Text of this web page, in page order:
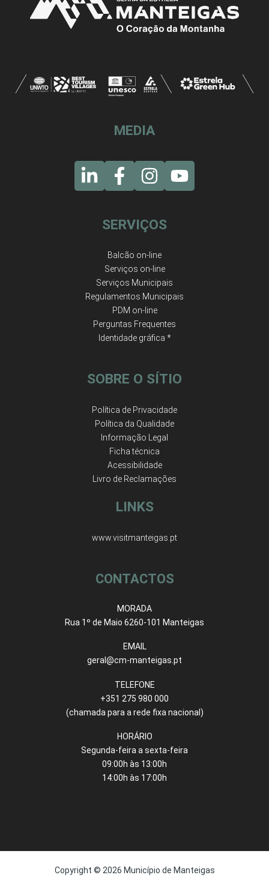
MEDIA
SERVIÇOS
Balcão on-line
Serviços on-line
Serviços Municipais
Regulamentos Municipais
PDM on-line
Perguntas Frequentes
Identidade gráfica *
SOBRE O SÍTIO
Política de Privacidade
Política da Qualidade
Informação Legal
Ficha técnica
Acessibilidade
Livro de Reclamações
LINKS
www.visitmanteigas.pt
CONTACTOS
MORADA
Rua 1º de Maio 6260-101 Manteigas
EMAIL
geral@cm-manteigas.pt
TELEFONE
+351 275 980 000
(chamada para a rede fixa nacional)
HORÁRIO
Segunda-feira a sexta-feira
09:00h às 13:00h
14:00h às 17:00h
Copyright © 2026 Município de Manteigas